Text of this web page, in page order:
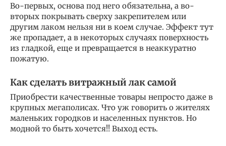
Во-первых, основа под него обязательна, а во-
вторых покрывать сверху закрепителем или
другим лаком нельзя ни в коем случае. Эффект тут
же пропадает, а в некоторых случаях поверхность
из гладкой, еще и превращается в неаккуратно
пожатую.
Как сделать витражный лак самой
Приобрести качественные товары непросто даже в
крупных мегаполисах. Что уж говорить о жителях
маленьких городков и населенных пунктов. Но
модной то быть хочется!! Выход есть.